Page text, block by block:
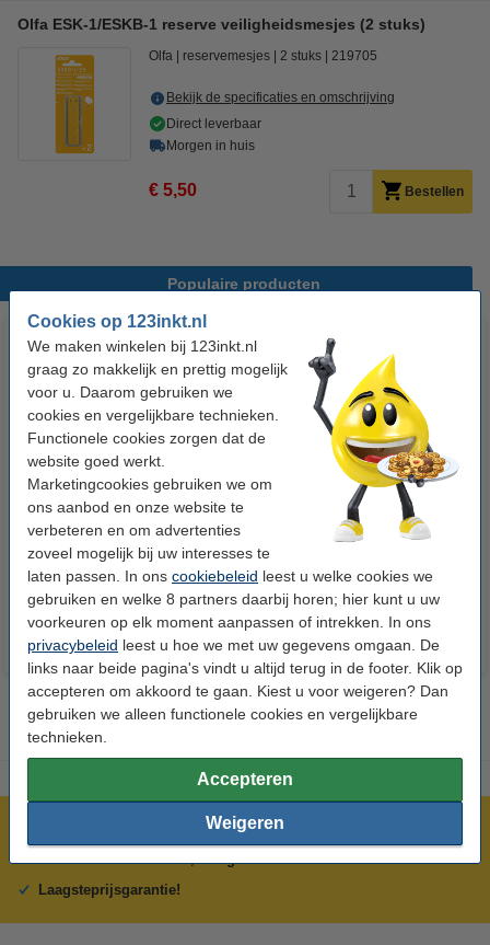
Cookies op 123inkt.nl
We maken winkelen bij 123inkt.nl
graag zo makkelijk en prettig mogelijk
voor u. Daarom gebruiken we
cookies en vergelijkbare technieken.
Functionele cookies zorgen dat de
website goed werkt.
Marketingcookies gebruiken we om
ons aanbod en onze website te
verbeteren en om advertenties
zoveel mogelijk bij uw interesses te
laten passen. In ons cookiebeleid leest u welke cookies we
gebruiken en welke 8 partners daarbij horen; hier kunt u uw
voorkeuren op elk moment aanpassen of intrekken. In ons
privacybeleid leest u hoe we met uw gegevens omgaan. De
links naar beide pagina's vindt u altijd terug in de footer. Klik op
accepteren om akkoord te gaan. Kiest u voor weigeren? Dan
gebruiken we alleen functionele cookies en vergelijkbare
technieken.
Accepteren
Weigeren
Olfa ESK-1/ESKB-1 reserve veiligheidsmesjes (2 stuks)
Olfa reservemesjes 2 stuks 219705
Bekijk de specificaties en omschrijving
Direct leverbaar
Morgen in huis
€ 5,50 Bestellen
Populaire producten
123inkt kopieerpapier 1 pak van
500 vel A4 - 80 grams FSC® Mix
Credit
€ 7,25 Incl. 21% btw
Apple iPhone Lightning
oplaadkabel wit (2 meter)
€ 13,95 Incl. 21% btw
Meer dan 5 miljoen klanten!
Voor 23.59 uur besteld, morgen in huis!
Laagsteprijsgarantie!